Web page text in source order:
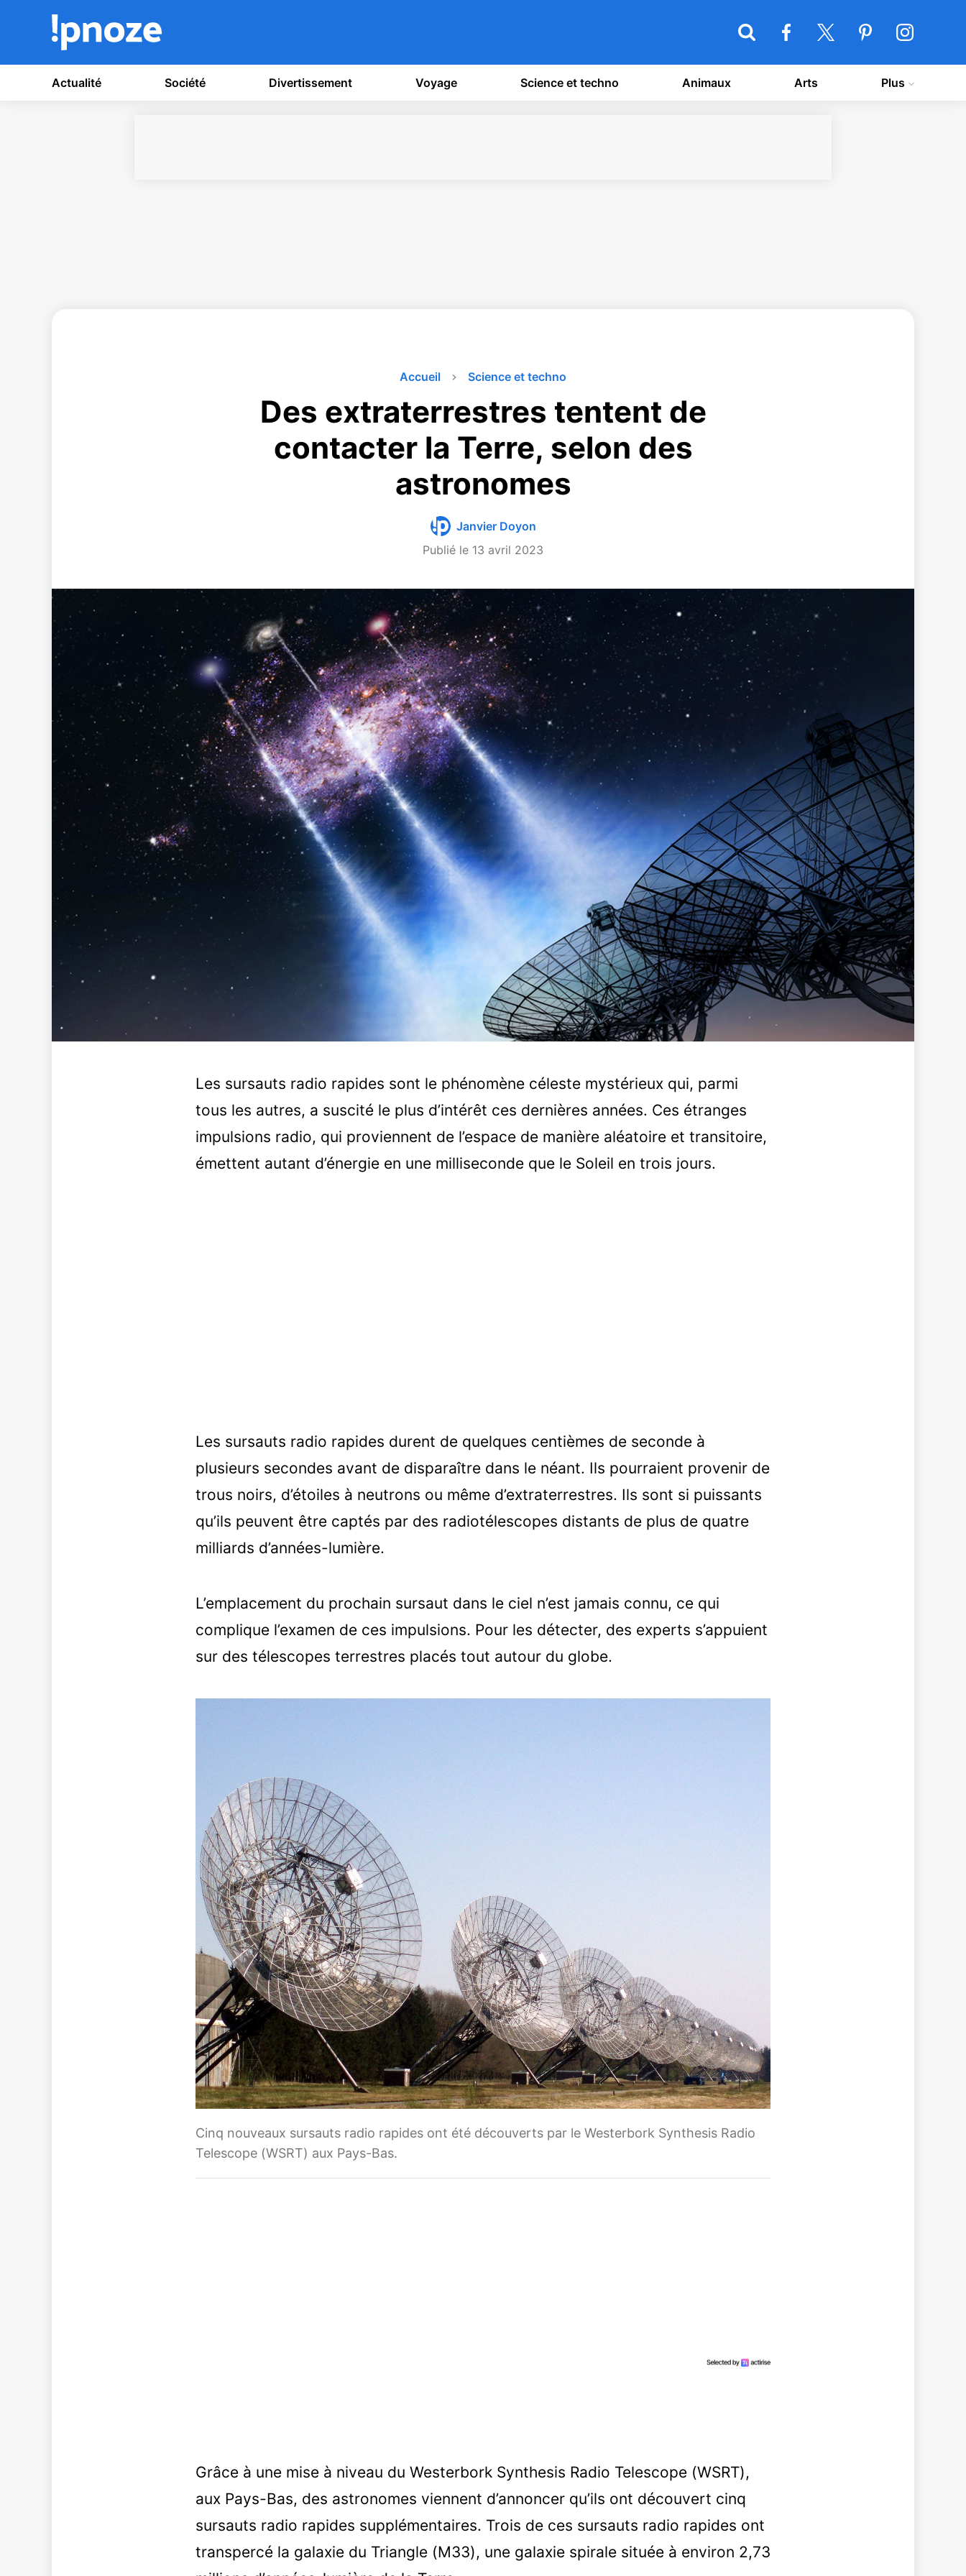
Actualité Société Divertissement Voyage Science et techno Animaux Arts Plus
Accueil Science et techno
Des extraterrestres tentent de
contacter la Terre, selon des
astronomes
Janvier Doyon
Publié le 13 avril 2023
Les sursauts radio rapides sont le phénomène céleste mystérieux qui, parmi
tous les autres, a suscité le plus d’intérêt ces dernières années. Ces étranges
impulsions radio, qui proviennent de l’espace de manière aléatoire et transitoire,
émettent autant d’énergie en une milliseconde que le Soleil en trois jours.
Les sursauts radio rapides durent de quelques centièmes de seconde à
plusieurs secondes avant de disparaître dans le néant. Ils pourraient provenir de
trous noirs, d’étoiles à neutrons ou même d’extraterrestres. Ils sont si puissants
qu’ils peuvent être captés par des radiotélescopes distants de plus de quatre
milliards d’années-lumière.
L’emplacement du prochain sursaut dans le ciel n’est jamais connu, ce qui
complique l’examen de ces impulsions. Pour les détecter, des experts s’appuient
sur des télescopes terrestres placés tout autour du globe.
Cinq nouveaux sursauts radio rapides ont été découverts par le Westerbork Synthesis Radio
Telescope (WSRT) aux Pays-Bas.
Grâce à une mise à niveau du Westerbork Synthesis Radio Telescope (WSRT),
aux Pays-Bas, des astronomes viennent d’annoncer qu’ils ont découvert cinq
sursauts radio rapides supplémentaires. Trois de ces sursauts radio rapides ont
transpercé la galaxie du Triangle (M33), une galaxie spirale située à environ 2,73